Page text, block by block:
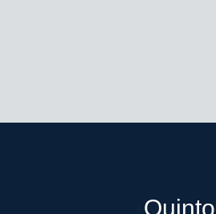
Quinto